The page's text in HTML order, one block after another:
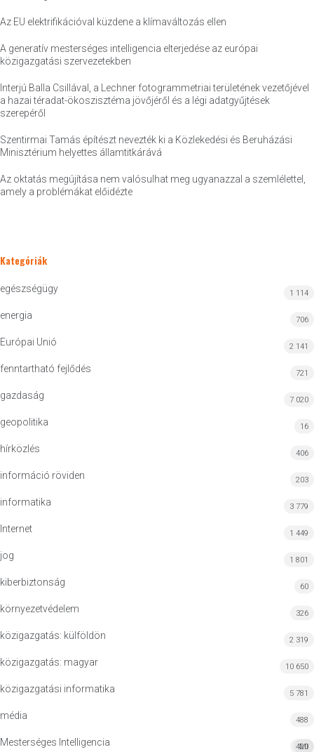
Az EU elektrifikációval küzdene a klímaváltozás ellen
A generatív mesterséges intelligencia elterjedése az európai
közigazgatási szervezetekben
Interjú Balla Csillával, a Lechner fotogrammetriai területének vezetőjével
a hazai téradat-ökoszisztéma jövőjéről és a légi adatgyűjtések
szerepéről
Szentirmai Tamás építészt nevezték ki a Közlekedési és Beruházási
Minisztérium helyettes államtitkárává
Az oktatás megújítása nem valósulhat meg ugyanazzal a szemlélettel,
amely a problémákat előidézte
Kategóriák
egészségügy 1 114
energia 706
Európai Unió 2 141
fenntartható fejlődés 721
gazdaság 7 020
geopolitika 16
hírközlés 406
információ röviden 203
informatika 3 779
Internet 1 449
jog 1 801
kiberbiztonság 60
környezetvédelem 326
közigazgatás: külföldön 2 319
közigazgatás: magyar 10 650
közigazgatási informatika 5 781
média 488
Mesterséges Intelligencia MI
420